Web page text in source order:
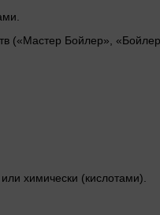
(«Мастер Бойлер»,
химически (кислотами).